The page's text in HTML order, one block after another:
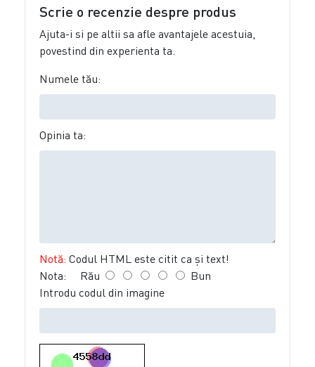
Scrie o recenzie despre produs
Ajuta-i si pe altii sa afle avantajele acestuia,
povestind din experienta ta.
Numele tău:
Opinia ta:
Notă: Codul HTML este citit ca şi text!
Nota: Rău
Bun
Introdu codul din imagine